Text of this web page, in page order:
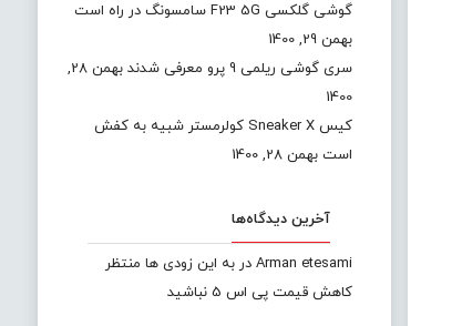
گوشی گلکسی F23 5G سامسونگ در راه است
بهمن 29, 1400
سری گوشی ریلمی 9 پرو معرفی شدند
بهمن 28,
1400
کیس Sneaker X کولرمستر شبیه به کفش
است بهمن 28, 1400
آخرین دیدگاه‌ها
Arman etesami دربه این زودی ها منتظر
کاهش قیمت پی اس 5 نباشید